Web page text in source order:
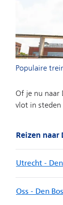
Populaire